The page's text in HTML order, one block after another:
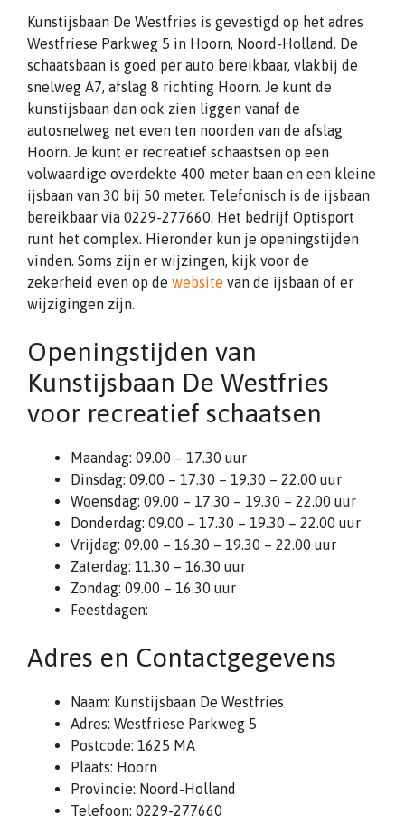
Kunstijsbaan De Westfries is gevestigd op het adres
Westfriese Parkweg 5 in Hoorn, Noord-Holland. De
schaatsbaan is goed per auto bereikbaar, vlakbij de
snelweg A7, afslag 8 richting Hoorn. Je kunt de
kunstijsbaan dan ook zien liggen vanaf de
autosnelweg net even ten noorden van de afslag
Hoorn. Je kunt er recreatief schaastsen op een
volwaardige overdekte 400 meter baan en een kleine
ijsbaan van 30 bij 50 meter. Telefonisch is de ijsbaan
bereikbaar via 0229-277660. Het bedrijf Optisport
runt het complex. Hieronder kun je openingstijden
vinden. Soms zijn er wijzingen, kijk voor de
zekerheid even op de website van de ijsbaan of er
wijzigingen zijn.
Openingstijden van
Kunstijsbaan De Westfries
voor recreatief schaatsen
Maandag: 09.00 – 17.30 uur
Dinsdag: 09.00 – 17.30 – 19.30 – 22.00 uur
Woensdag: 09.00 – 17.30 – 19.30 – 22.00 uur
Donderdag: 09.00 – 17.30 – 19.30 – 22.00 uur
Vrijdag: 09.00 – 16.30 – 19.30 – 22.00 uur
Zaterdag: 11.30 – 16.30 uur
Zondag: 09.00 – 16.30 uur
Feestdagen:
Adres en Contactgegevens
Naam: Kunstijsbaan De Westfries
Adres: Westfriese Parkweg 5
Postcode: 1625 MA
Plaats: Hoorn
Provincie: Noord-Holland
Telefoon: 0229-277660